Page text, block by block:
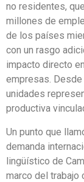
no residentes,
millones de
de los países
con un rasgo
impacto directo
empresas.
unidades
productiva
Un punto que
demanda
lingüístico de
marco del trabajo